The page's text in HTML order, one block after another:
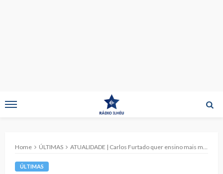
Home ÚLTIMAS ATUALIDADE | Carlos Furtado quer ensino mais motivador e com maior capacitação.
ÚLTIMAS